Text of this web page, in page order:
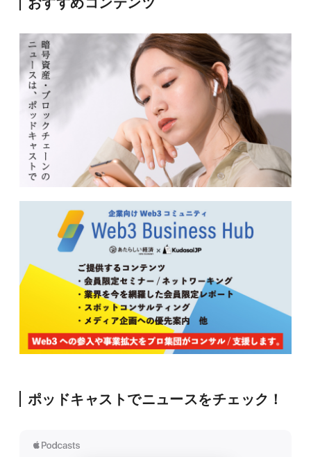
ポッドキャストでニュースをチェック！